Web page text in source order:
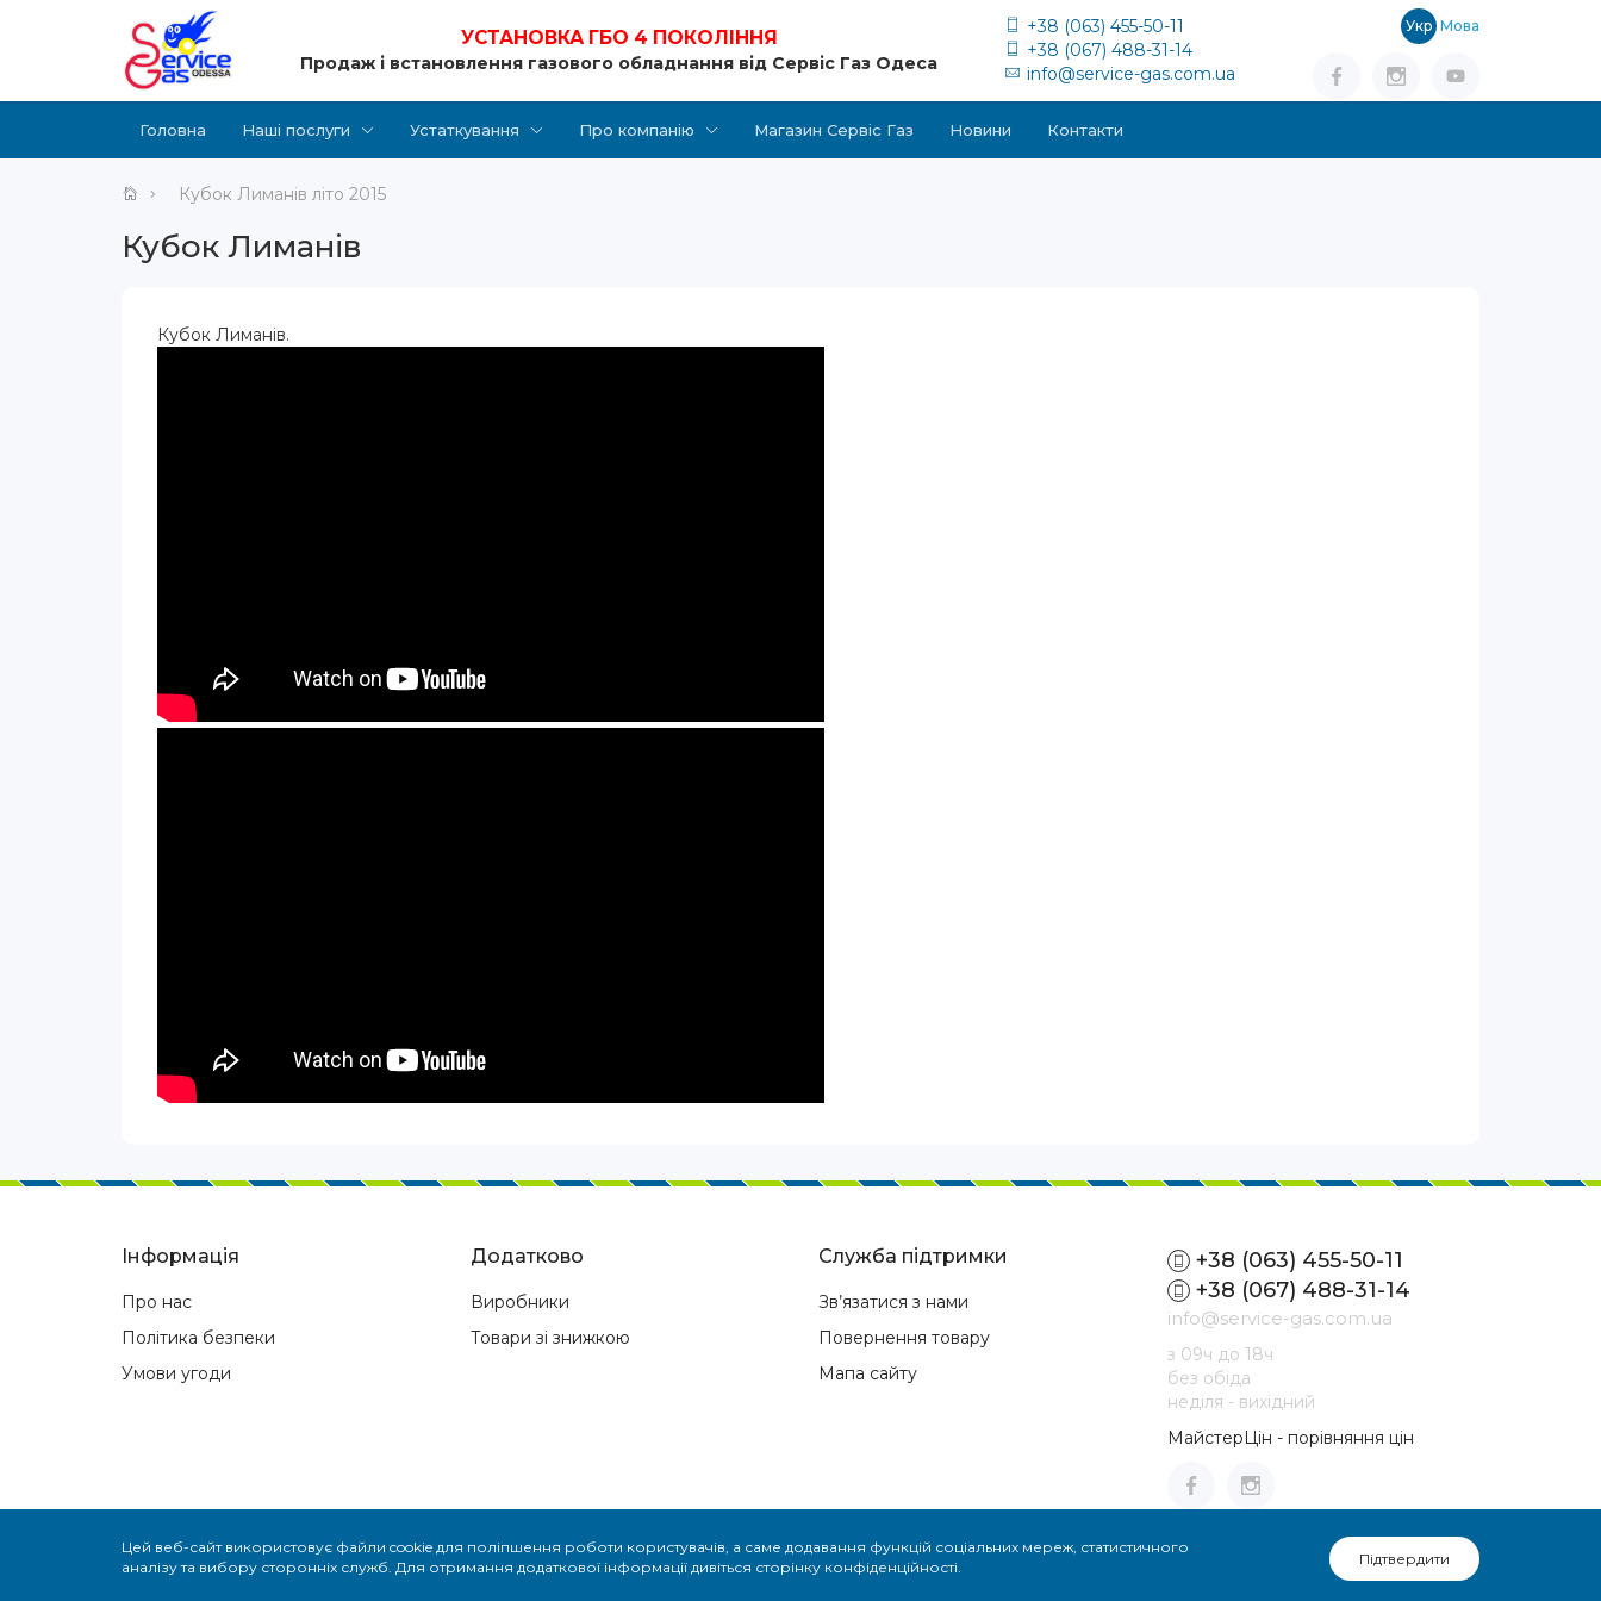
УСТАНОВКА ГБО 4 ПОКОЛІННЯ
Продаж і встановлення газового обладнання від Сервіс Газ Одеса
+38 (063) 455-50-11
+38 (067) 488-31-14
info@service-gas.com.ua
Укр Мова
Головна Наші послуги Устаткування Про компанію Магазин Сервіс Газ Новини Контакти
Кубок Лиманів літо 2015
Кубок Лиманів
Кубок Лиманів.
Інформація
Про нас
Політика безпеки
Умови угоди
Додатково
Виробники
Товари зі знижкою
Служба підтримки
Зв’язатися з нами
Повернення товару
Мапа сайту
+38 (063) 455-50-11
+38 (067) 488-31-14
info@service-gas.com.ua
з 09ч до 18ч
без обіда
неділя - вихідний
МайстерЦін - порівняння цін
ГБО Одеса Установка газобалонного обладнання на авто в Сервіс Газ Одеса © 2026 Сайт разработан и поддерживается компанией WeCanDoWeb
Цей веб-сайт використовує файли cookie для поліпшення роботи користувачів, а саме додавання функцій соціальних мереж, статистичного
аналізу та вибору сторонніх служб. Для отримання додаткової інформації дивіться сторінку конфіденційності.
Підтвердити